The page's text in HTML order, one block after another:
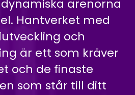
arenorna
Hantverket med
och
är ett som kräver
och de finaste
som står till ditt